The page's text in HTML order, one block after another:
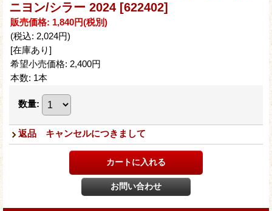
ニヨン/シラー 2024 [622402]
販売価格: 1,840円(税別)
(税込: 2,024円)
[在庫あり]
希望小売価格: 2,400円
本数: 1本
数量:
返品 キャンセルにつきまして